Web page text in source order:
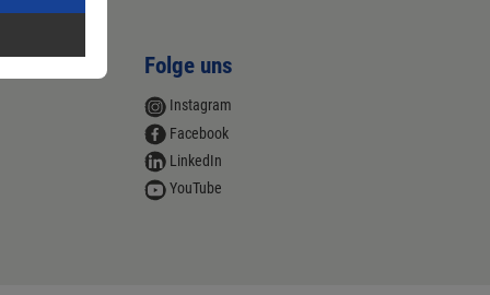
Folge uns
Instagram
Facebook
LinkedIn
YouTube